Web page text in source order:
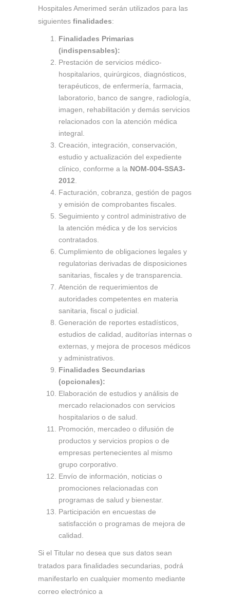
Hospitales Amerimed serán utilizados para las
siguientes finalidades:
Finalidades Primarias
(indispensables):
Prestación de servicios médico-
hospitalarios, quirúrgicos, diagnósticos,
terapéuticos, de enfermería, farmacia,
laboratorio, banco de sangre, radiología,
imagen, rehabilitación y demás servicios
relacionados con la atención médica
integral.
Creación, integración, conservación,
estudio y actualización del expediente
clínico, conforme a la NOM-004-SSA3-
2012
Facturación, cobranza, gestión de pagos
y emisión de comprobantes fiscales.
Seguimiento y control administrativo de
la atención médica y de los servicios
contratados.
Cumplimiento de obligaciones legales y
regulatorias derivadas de disposiciones
sanitarias, fiscales y de transparencia.
Atención de requerimientos de
autoridades competentes en materia
sanitaria, fiscal o judicial.
Generación de reportes estadísticos,
estudios de calidad, auditorías internas o
externas, y mejora de procesos médicos
y administrativos.
Finalidades Secundarias
(opcionales):
Elaboración de estudios y análisis de
mercado relacionados con servicios
hospitalarios o de salud.
Promoción, mercadeo o difusión de
productos y servicios propios o de
empresas pertenecientes al mismo
grupo corporativo.
Envío de información, noticias o
promociones relacionadas con
programas de salud y bienestar.
Participación en encuestas de
satisfacción o programas de mejora de
calidad.
Si el Titular no desea que sus datos sean
tratados para finalidades secundarias, podrá
manifestarlo en cualquier momento mediante
correo electrónico a